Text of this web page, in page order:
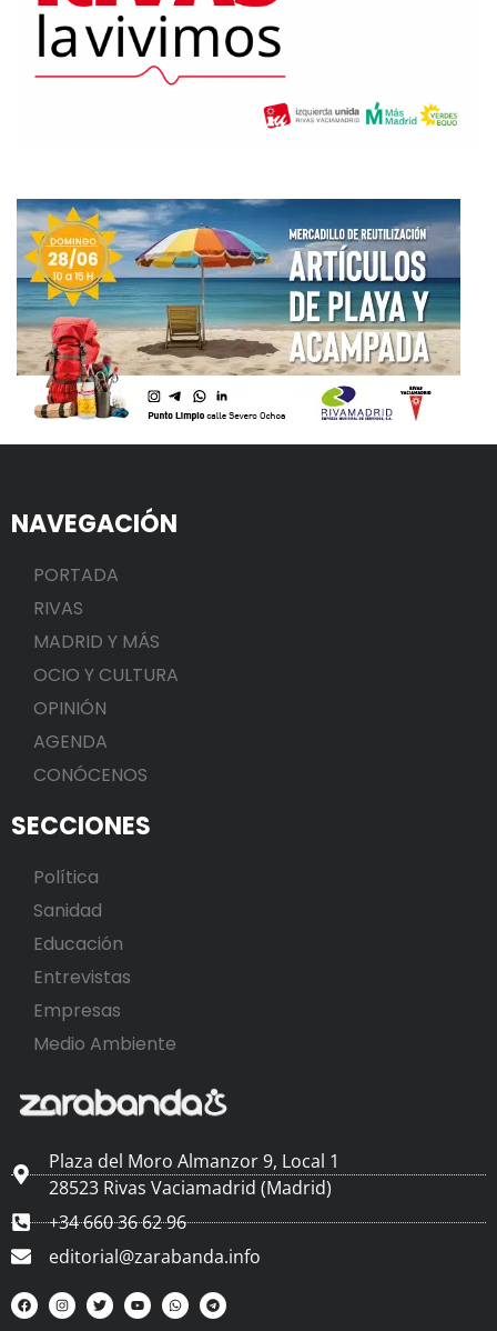
NAVEGACIÓN
PORTADA
RIVAS
MADRID Y MÁS
OCIO Y CULTURA
OPINIÓN
AGENDA
CONÓCENOS
SECCIONES
Política
Sanidad
Educación
Entrevistas
Empresas
Medio Ambiente
Plaza del Moro Almanzor 9, Local 1
28523 Rivas Vaciamadrid (Madrid)
+34 660 36 62 96
editorial@zarabanda.info